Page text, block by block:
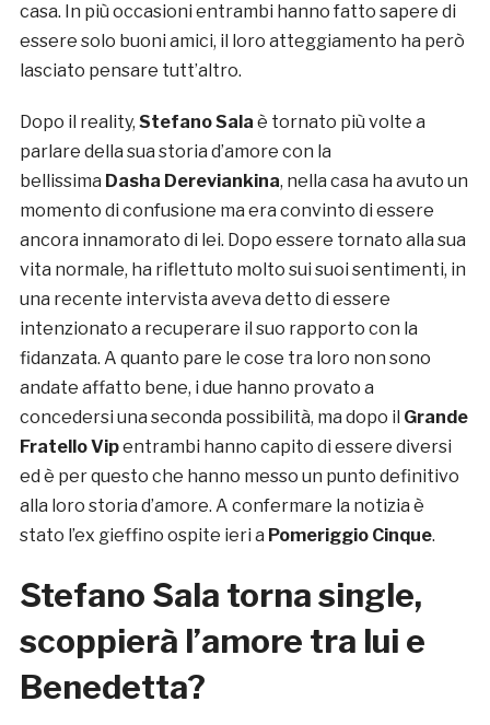
casa. In più occasioni entrambi hanno fatto sapere di
essere solo buoni amici, il loro atteggiamento ha però
lasciato pensare tutt’altro.
Dopo il reality, Stefano Sala è tornato più volte a
parlare della sua storia d’amore con la
bellissima Dasha Dereviankina, nella casa ha avuto un
momento di confusione ma era convinto di essere
ancora innamorato di lei. Dopo essere tornato alla sua
vita normale, ha riflettuto molto sui suoi sentimenti, in
una recente intervista aveva detto di essere
intenzionato a recuperare il suo rapporto con la
fidanzata. A quanto pare le cose tra loro non sono
andate affatto bene, i due hanno provato a
concedersi una seconda possibilità, ma dopo il Grande
Fratello Vipentrambi hanno capito di essere diversi
ed è per questo che hanno messo un punto definitivo
alla loro storia d’amore. A confermare la notizia è
stato l’ex gieffino ospite ieri a Pomeriggio Cinque.
Stefano Sala torna single,
scoppierà l’amore tra lui e
Benedetta?